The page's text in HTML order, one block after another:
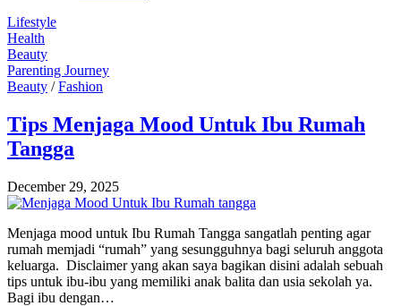
Lifestyle
Health
Beauty
Parenting Journey
Beauty /Fashion
Tips Menjaga Mood Untuk Ibu Rumah
Tangga
December 29, 2025
Menjaga mood untuk Ibu Rumah Tangga sangatlah penting agar
rumah memjadi “rumah” yang sesungguhnya bagi seluruh anggota
keluarga. Disclaimer yang akan saya bagikan disini adalah sebuah
tips untuk ibu-ibu yang memiliki anak balita dan usia sekolah ya.
Bagi ibu dengan…